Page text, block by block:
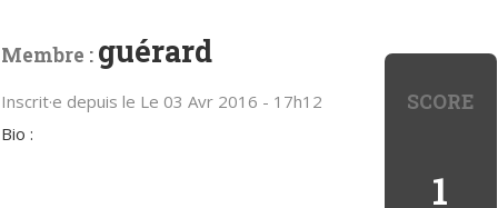
SCORE
1
Membre : guérard
Inscrit·e depuis le Le 03 Avr 2016 - 17h12
Bio :